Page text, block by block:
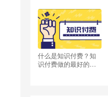
什么是知识付费？知
识付费做的最好的平